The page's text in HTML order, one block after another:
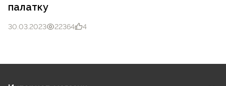
палатку
30.03.2023 22364 4